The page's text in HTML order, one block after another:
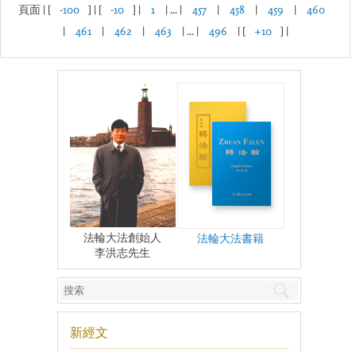
頁面 | [ -100 ] | [ -10 ] | 1 | ... | 457 | 458 | 459 |
460
|
461 | 462 | 463 | ... | 496 | [ +10 ] |
法輪大法創始人
李洪志先生
法輪大法書籍
新經文